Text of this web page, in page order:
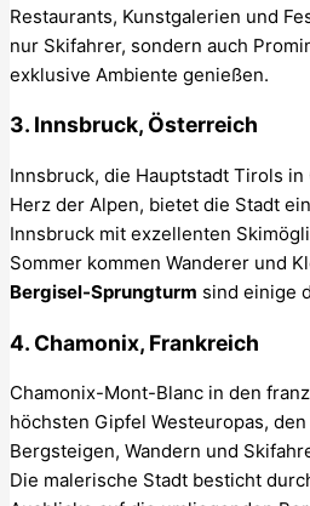
Restaurants, Kunstgalerien und
nur Skifahrer, sondern auch
exklusive Ambiente genießen.
3. Innsbruck, Österreich
Innsbruck, die Hauptstadt Tirols
Herz der Alpen, bietet die Stadt
Innsbruck mit exzellenten
Sommer kommen Wanderer und
Bergisel-Sprungturm sind einige
4. Chamonix, Frankreich
Chamonix-Mont-Blanc in den
höchsten Gipfel Westeuropas, den
Bergsteigen, Wandern und
Die malerische Stadt besticht